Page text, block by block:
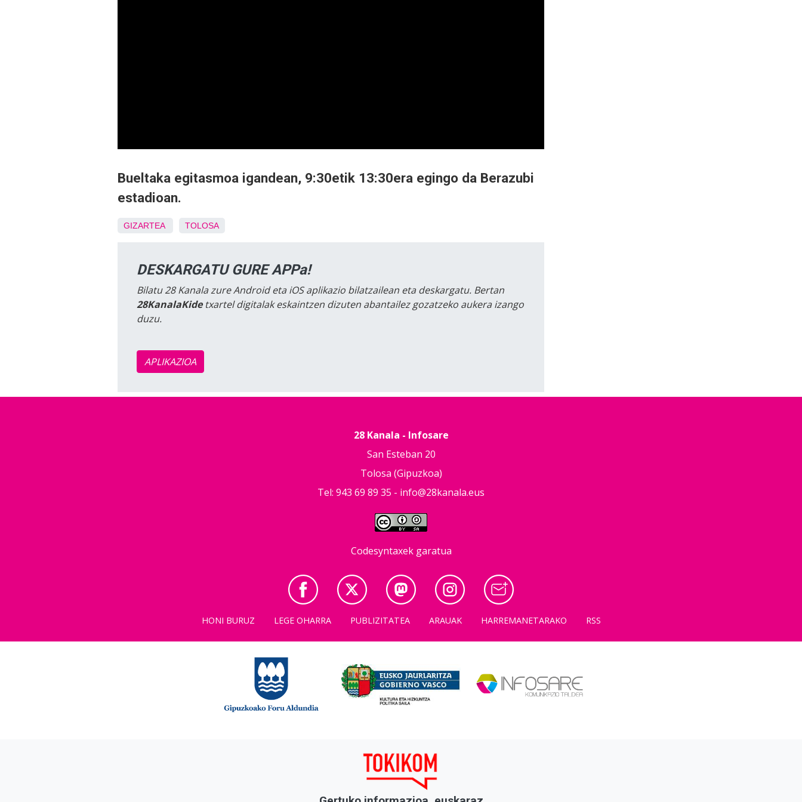
Bueltaka egitasmoa igandean, 9:30etik 13:30era egingo da Berazubi
estadioan.
GIZARTEA TOLOSA
DESKARGATU GURE APPa!
Bilatu 28 Kanala zure Android eta iOS aplikazio bilatzailean eta deskargatu. Bertan
28KanalaKidetxartel digitalak eskaintzen dizuten abantailez gozatzeko aukera izango
duzu.
APLIKAZIOA
28 Kanala - Infosare
San Esteban 20
Tolosa (Gipuzkoa)
Tel: 943 69 89 35 - info@28kanala.eus
Codesyntaxek garatua
HONI BURUZ LEGE OHARRA PUBLIZITATEA ARAUAK HARREMANETARAKO RSS